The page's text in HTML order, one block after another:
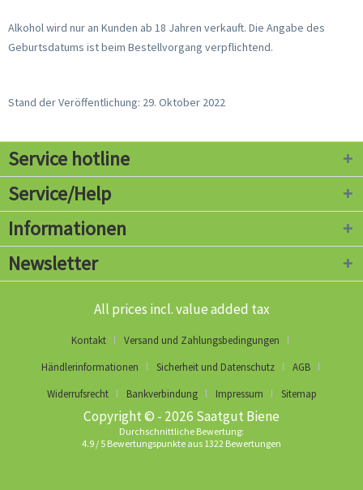
Alkohol wird nur an Kunden ab 18 Jahren verkauft. Die Angabe des
Geburtsdatums ist beim Bestellvorgang verpflichtend.
Stand der Veröffentlichung: 29. Oktober 2022
Service hotline
Service/Help
Informationen
Newsletter
All prices incl. value added tax
Kontakt
Versand und Zahlungsbedingungen
Händlerinformationen
Sicherheit und Datenschutz
AGB
Widerrufsrecht
Bankverbindung Impressum Sitemap
Copyright © - 2026 Saatgut Biene
Durchschnittliche Bewertung:
4.9 / 5 Bewertungspunkte aus 1322 Bewertungen